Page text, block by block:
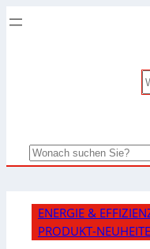
Search
ENERGIE &
PRODUKT-